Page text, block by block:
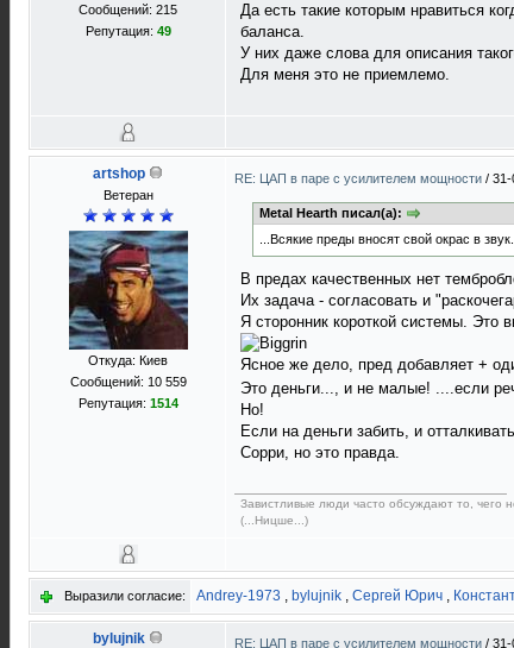
Сообщений: 215
Репутация: 49
Да есть такие которым нравиться
баланса.
У них даже слова для описания
Для меня это не приемлемо.
artshop
Ветеран
Откуда: Киев
Сообщений: 10 559
Репутация: 1514
RE: ЦАП в паре с усилителем мощности / 31-
Metal Hearth писал(а):
...Всякие преды вносят свой окрас в
В предах качественных нет
Их задача - согласовать и
Я сторонник короткой системы. Это
Ясное же дело, пред добавляет +
Это деньги..., и не малые! ....если
Но!
Если на деньги забить, и
Сорри, но это правда.
Завистливые люди часто обсуждают то, чего
(...Ницше...)
Выразили согласие: Andrey-1973 , bylujnik , Сергей Юрич ,
bylujnik RE: ЦАП в паре с усилителем мощности / 31-